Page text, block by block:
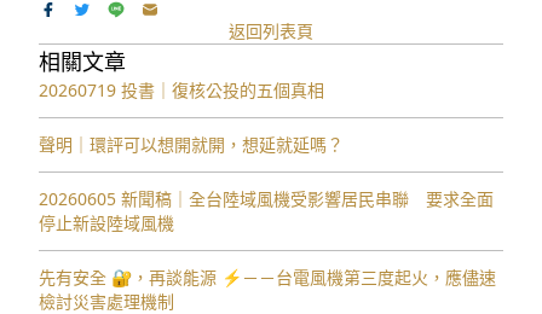
返回列表頁
相關文章
20260719 投書｜復核公投的五個真相
聲明｜環評可以想開就開，想延就延嗎？
20260605 新聞稿｜全台陸域風機受影響居民串聯 要求全面
停止新設陸域風機
先有安全 🔐，再談能源 ⚡️－－台電風機第三度起火，應儘速
檢討災害處理機制